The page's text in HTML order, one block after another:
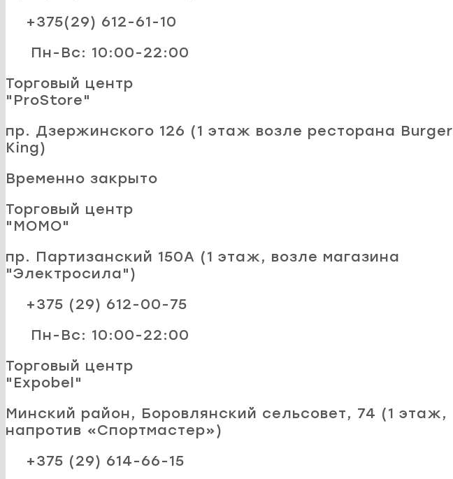
+375(29) 612-61-10
Пн-Вс: 10:00-22:00
Торговый центр
"ProStore"
пр. Дзержинского 126 (1 этаж возле ресторана Burger
King)
Временно закрыто
Торговый центр
"MOMO"
пр. Партизанский 150А (1 этаж, возле магазина
"Электросила")
+375 (29) 612-00-75
Пн-Вс: 10:00-22:00
Торговый центр
"Expobel"
Минский район, Боровлянский сельсовет, 74 (1 этаж,
напротив «Спортмастер»)
+375 (29) 614-66-15